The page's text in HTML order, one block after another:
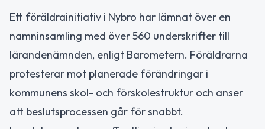
Ett föräldrainitiativ i Nybro har lämnat över en
namninsamling med över 560 underskrifter till
lärandenämnden, enligt Barometern. Föräldrarna
protesterar mot planerade förändringar i
kommunens skol- och förskolestruktur och anser
att beslutsprocessen går för snabbt.